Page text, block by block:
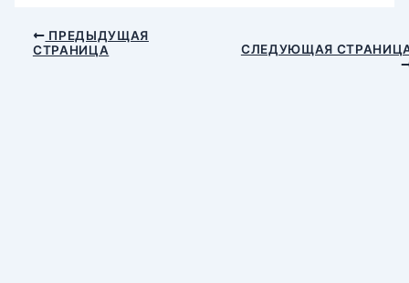
ПРЕДЫДУЩАЯ
СТРАНИЦА
СЛЕДУЮЩАЯ